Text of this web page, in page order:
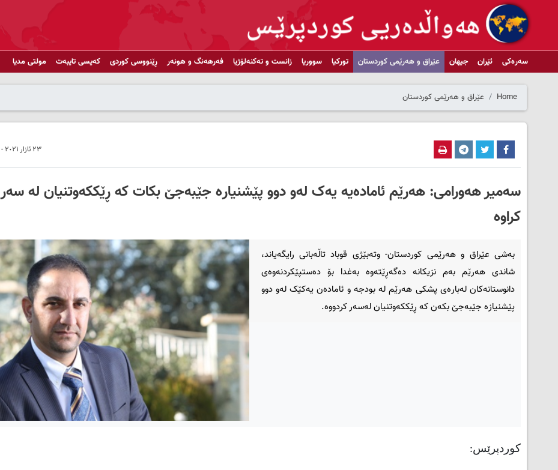
سەرەکی ئێران جیهان عێراق و هەرێمی کوردستان تورکیا سووریا زانست و تەکنەلۆژیا فەرهەنگ و هونەر ڕێنووسی کوردی کەیسی تایبەت مولتی مدیا
Home عێراق و هەرێمی کوردستان
٢٣ ئازار ٢٠٢١ - ١١:٥٣
سەمیر هەورامی: هەرێم ئامادەیە یەک لەو دوو پێشنیارە جێبەجێ بکات کە ڕێککەوتنیان لە سەر
کراوە
بەشی عێراق و هەرێمی کوردستان- وتەبێژى قوباد تاڵەبانى رایگەیاند،
شاندى هەرێم بەم نزیکانە دەگەڕێتەوە بەغدا بۆ دەستپێکردنەوەى
دانوستانەکان لەبارەى پشکى هەرێم لە بودجە و ئامادەن یەکێک لەو دوو
پێشنیازە جێبەجێ بکەن کە ڕێککەوتنیان لەسەر کردووە.
کوردپرێس: